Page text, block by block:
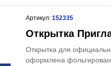
Артикул: 152335
Открытка
Открытка для
оформлена